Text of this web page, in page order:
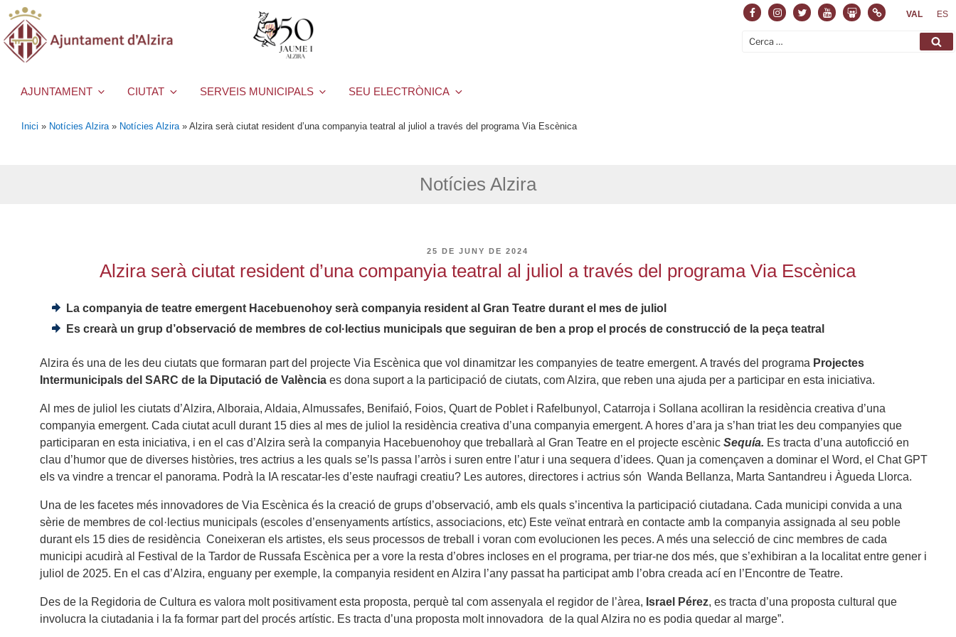
FacebookInstagram
TwitterYoutubeSlideshare
NormasVAL ES
Cerca:
AJUNTAMENT CIUTAT SERVEIS MUNICIPALS SEU ELECTRÒNICA
Inici » Notícies Alzira » Notícies Alzira » Alzira serà ciutat resident d’una companyia teatral al juliol a través del programa Via Escènica
Notícies Alzira
PUBLICAT
25 DE JUNY DE 2024
Alzira serà ciutat resident d’una companyia teatral al juliol a través del programa Via Escènica
La companyia de teatre emergent Hacebuenohoy serà companyia resident al Gran Teatre durant el mes de juliol
Es crearà un grup d’observació de membres de col·lectius municipals que seguiran de ben a prop el procés de construcció de la peça teatral
Alzira és una de les deu ciutats que formaran part del projecte Via Escènica que vol dinamitzar les companyies de teatre emergent. A través del programa Projectes
Intermunicipals del SARC de la Diputació de Valènciaes dona suport a la participació de ciutats, com Alzira, que reben una ajuda per a participar en esta iniciativa.
Al mes de juliol les ciutats d’Alzira, Alboraia, Aldaia, Almussafes, Benifaió, Foios, Quart de Poblet i Rafelbunyol, Catarroja i Sollana acolliran la residència creativa d’una
companyia emergent. Cada ciutat acull durant 15 dies al mes de juliol la residència creativa d’una companyia emergent. A hores d’ara ja s’han triat les deu companyies que
participaran en esta iniciativa, i en el cas d’Alzira serà la companyia Hacebuenohoy que treballarà al Gran Teatre en el projecte escènic Sequía. Es tracta d’una autoficció en
clau d’humor que de diverses històries, tres actrius a les quals se’ls passa l’arròs i suren entre l’atur i una sequera d’idees. Quan ja començaven a dominar el Word, el Chat GPT
els va vindre a trencar el panorama. Podrà la IA rescatar-les d’este naufragi creatiu? Les autores, directores i actrius són Wanda Bellanza, Marta Santandreu i Àgueda Llorca.
Una de les facetes més innovadores de Via Escènica és la creació de grups d’observació, amb els quals s’incentiva la participació ciutadana. Cada municipi convida a una
sèrie de membres de col·lectius municipals (escoles d’ensenyaments artístics, associacions, etc) Este veïnat entrarà en contacte amb la companyia assignada al seu poble
durant els 15 dies de residència Coneixeran els artistes, els seus processos de treball i voran com evolucionen les peces. A més una selecció de cinc membres de cada
municipi acudirà al Festival de la Tardor de Russafa Escènica per a vore la resta d’obres incloses en el programa, per triar-ne dos més, que s’exhibiran a la localitat entre gener i
juliol de 2025. En el cas d’Alzira, enguany per exemple, la companyia resident en Alzira l’any passat ha participat amb l’obra creada ací en l’Encontre de Teatre.
Des de la Regidoria de Cultura es valora molt positivament esta proposta, perquè tal com assenyala el regidor de l’àrea, Israel Pérez, es tracta d’una proposta cultural que
involucra la ciutadania i la fa formar part del procés artístic. Es tracta d’una proposta molt innovadora de la qual Alzira no es podia quedar al marge”.